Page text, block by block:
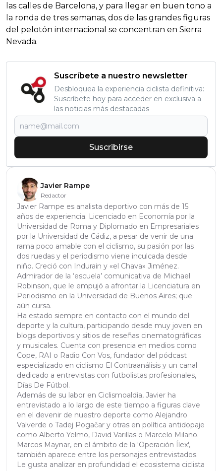
las calles de Barcelona, y para llegar en buen tono a
la ronda de tres semanas, dos de las grandes figuras
del pelotón internacional se concentran en Sierra
Nevada.
Suscríbete a nuestro newsletter
Desbloquea la experiencia ciclista definitiva:
Suscríbete hoy para acceder en exclusiva a
las noticias más destacadas
Suscribirse
Javier Rampe
Redactor
Javier Rampe es analista deportivo con más de 15
años de experiencia. Licenciado en Economía por la
Universidad de Roma y Diplomado en Empresariales
por la Universidad de Cádiz, a pesar de venir de una
rama poco amable con el ciclismo, su pasión por las
dos ruedas y el periodismo viene inculcada desde
niño. Creció con Indurain y «el Chava» Jiménez.
Admirador de la ‘escuela’ comunicativa de Michael
Robinson, que le empujó a afrontar la Licenciatura en
Periodismo en la Universidad de Buenos Aires; que
aún cursa.
Ha estado siempre en contacto con el mundo del
deporte y la cultura, participando desde muy joven en
blogs deportivos y sitios de reseñas cinematográficas
y musicales. Cuenta con presencia en medios como
Cope, RAI o Radio Con Vos, fundador del pódcast
especializado en ciclismo El Contraanálisis y un canal
dedicado a entrevistas con futbolistas profesionales,
Días De Fútbol.
Además de su labor en Ciclismoaldia, Javier ha
entrevistado a lo largo de este tiempo a figuras clave
en el devenir de nuestro deporte como Alejandro
Valverde o Tadej Pogačar y otras en política antidopaje
como Alberto Yelmo, David Varillas o Marcelo Milano.
Marcos Maynar, en el ámbito de la 'Operación Ílex',
también aparece entre los personajes entrevistados.
Le gusta analizar en profundidad el ecosistema ciclista